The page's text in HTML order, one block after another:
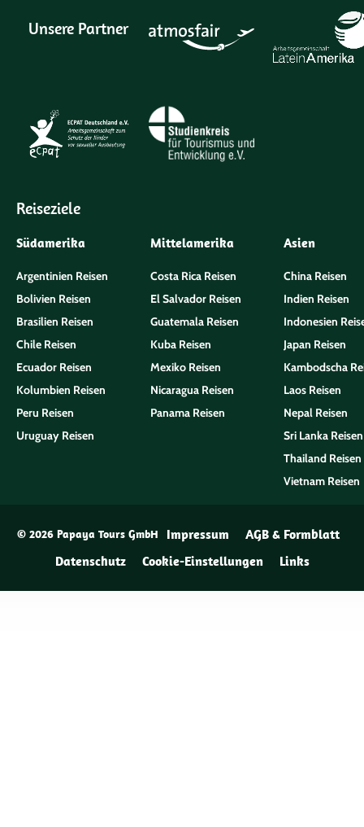
Unsere Partner
Reiseziele
Südamerika
Argentinien Reisen
Bolivien Reisen
Brasilien Reisen
Chile Reisen
Ecuador Reisen
Kolumbien Reisen
Peru Reisen
Uruguay Reisen
Mittelamerika
Costa Rica Reisen
El Salvador Reisen
Guatemala Reisen
Kuba Reisen
Mexiko Reisen
Nicaragua Reisen
Panama Reisen
Asien
China Reisen
Indien Reisen
Indonesien
Japan Reisen
Kambodscha
Laos Reisen
Nepal Reisen
Sri Lanka Reisen
Thailand Reisen
Vietnam Reisen
© 2026 Papaya Tours GmbH Impressum
AGB & Formblatt
Datenschutz
Cookie-Einstellungen Links